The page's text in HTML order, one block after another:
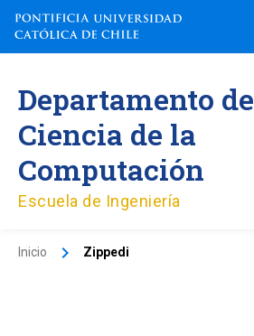
contenido
Departamento de
Ciencia de la
Computación
Escuela de Ingeniería
Inicio Zippedi